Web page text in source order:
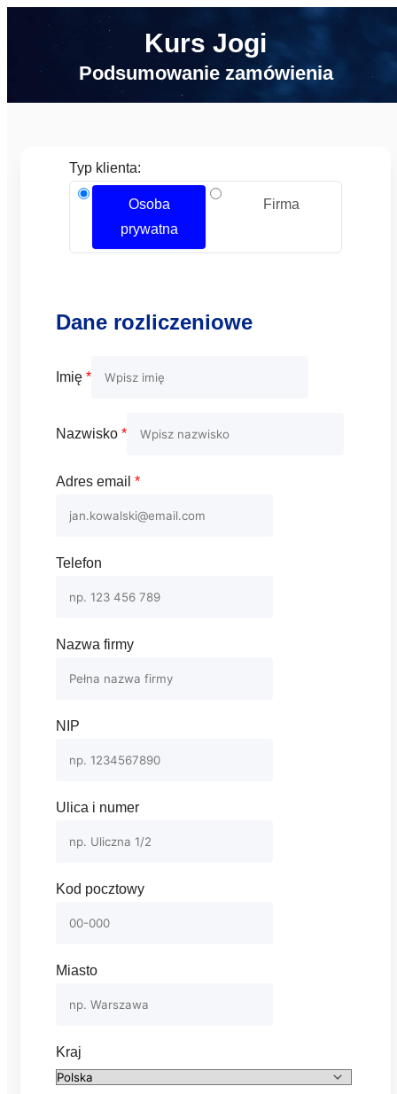
Kurs Jogi
Podsumowanie zamówienia
Typ klienta:
Osoba
prywatna
Firma
Dane rozliczeniowe
Imię *
Nazwisko *
Adres email *
Telefon
Nazwa firmy
NIP
Ulica i numer
Kod pocztowy
Miasto
Kraj